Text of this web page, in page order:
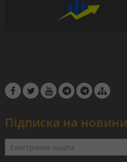
Підписка на новини